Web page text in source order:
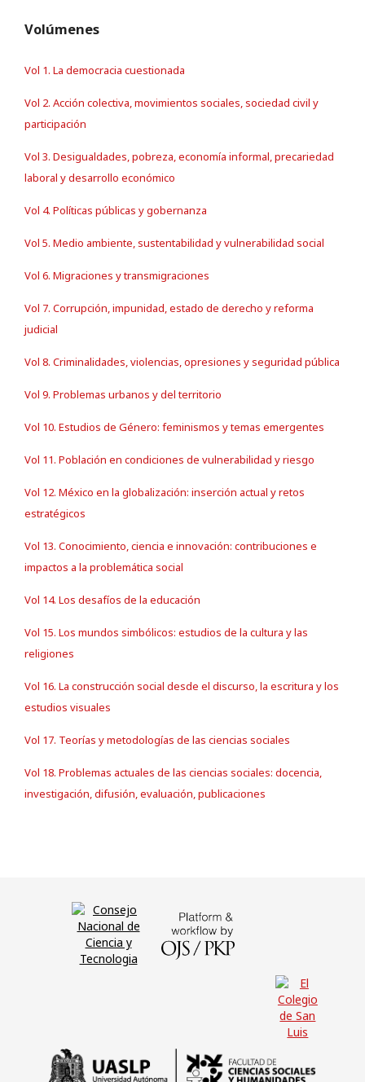
Volúmenes
Vol 1. La democracia cuestionada
Vol 2. Acción colectiva, movimientos sociales, sociedad civil y
participación
Vol 3. Desigualdades, pobreza, economía informal, precariedad
laboral y desarrollo económico
Vol 4. Políticas públicas y gobernanza
Vol 5. Medio ambiente, sustentabilidad y vulnerabilidad social
Vol 6. Migraciones y transmigraciones
Vol 7. Corrupción, impunidad, estado de derecho y reforma
judicial
Vol 8. Criminalidades, violencias, opresiones y seguridad pública
Vol 9. Problemas urbanos y del territorio
Vol 10. Estudios de Género: feminismos y temas emergentes
Vol 11. Población en condiciones de vulnerabilidad y riesgo
Vol 12. México en la globalización: inserción actual y retos
estratégicos
Vol 13. Conocimiento, ciencia e innovación: contribuciones e
impactos a la problemática social
Vol 14. Los desafíos de la educación
Vol 15. Los mundos simbólicos: estudios de la cultura y las
religiones
Vol 16. La construcción social desde el discurso, la escritura y los
estudios visuales
Vol 17. Teorías y metodologías de las ciencias sociales
Vol 18. Problemas actuales de las ciencias sociales: docencia,
investigación, difusión, evaluación, publicaciones